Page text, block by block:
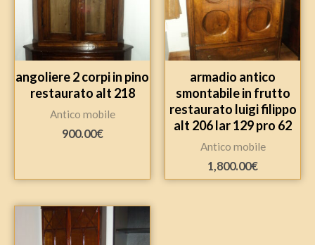
angoliere 2 corpi in pino
restaurato alt 218
Antico mobile
900.00€
armadio antico
smontabile in frutto
restaurato luigi filippo
alt 206 lar 129 pro 62
Antico mobile
1,800.00€